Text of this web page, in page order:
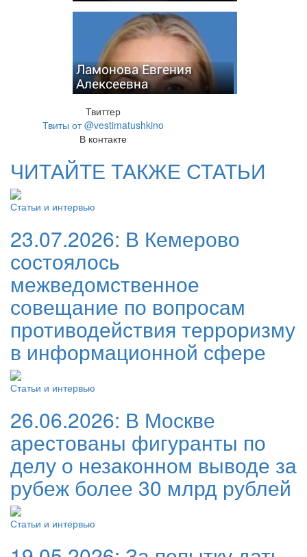
Ламонова Евгения
Алексеевна
Твиттер
Твиты от @vestimatushkino
В контакте
ЧИТАЙТЕ ТАКЖЕ СТАТЬИ
Статьи и интервью
23.07.2026: В Кемерово
состоялось
межведомственное
совещание по вопросам
противодействия терроризму
в информационной сфере
Статьи и интервью
26.06.2026: В Москве
арестованы фигуранты по
делу о незаконном выводе за
рубеж более 30 млрд рублей
Статьи и интервью